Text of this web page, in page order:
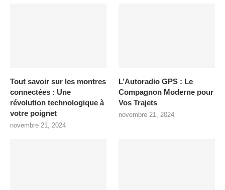
Tout savoir sur les montres
connectées : Une
révolution technologique à
votre poignet
novembre 21, 2024
L’Autoradio GPS : Le
Compagnon Moderne pour
Vos Trajets
novembre 21, 2024